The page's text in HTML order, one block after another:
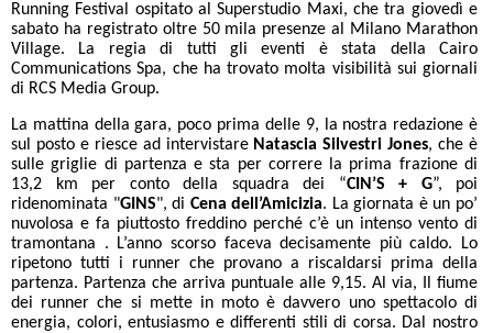
Running Festival ospitato al Superstudio Maxi, che tra giovedì e
sabato ha registrato oltre 50 mila presenze al Milano Marathon
Village. La regia di tutti gli eventi è stata della Cairo
Communications Spa, che ha trovato molta visibilità sui giornali
di RCS Media Group.
La mattina della gara, poco prima delle 9, la nostra redazione è
sul posto e riesce ad intervistare Natascia Silvestri Jones, che è
sulle griglie di partenza e sta per correre la prima frazione di
13,2 km per conto della squadra dei “CIN’S + G”, poi
ridenominata "GINS", di Cena dell’Amicizia. La giornata è un po’
nuvolosa e fa piuttosto freddino perché c’è un intenso vento di
tramontana . L’anno scorso faceva decisamente più caldo. Lo
ripetono tutti i runner che provano a riscaldarsi prima della
partenza. Partenza che arriva puntuale alle 9,15. Al via, Il fiume
dei runner che si mette in moto è davvero uno spettacolo di
energia, colori, entusiasmo e differenti stili di corsa. Dal nostro